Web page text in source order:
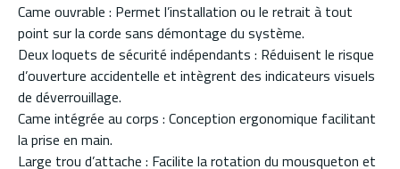
Came ouvrable : Permet l’installation ou le retrait à tout
point sur la corde sans démontage du système.
Deux loquets de sécurité indépendants : Réduisent le risque
d’ouverture accidentelle et intègrent des indicateurs visuels
de déverrouillage.
Came intégrée au corps : Conception ergonomique facilitant
la prise en main.
Large trou d’attache : Facilite la rotation du mousqueton et